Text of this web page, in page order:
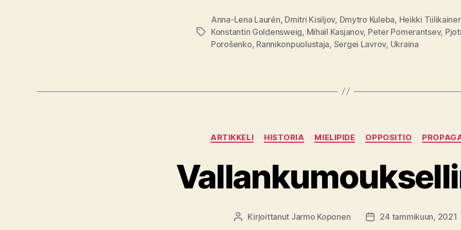
Avainsanat
Anna-Lena Laurén, Dmitri Kisiljov, Dmytro Kuleba, Heikki
Konstantin Goldensweig, Mihail Kasjanov, Peter Pomerantsev,
Porošenko, Rannikonpuolustaja, Sergei Lavrov, Ukraina
Kategoriat
ARTIKKELI HISTORIA MIELIPIDE OPPOSITIO
Kirjoittaja
Kirjoittanut Jarmo Koponen Julkaisupäivämäärä
24 tammikuun, 2021